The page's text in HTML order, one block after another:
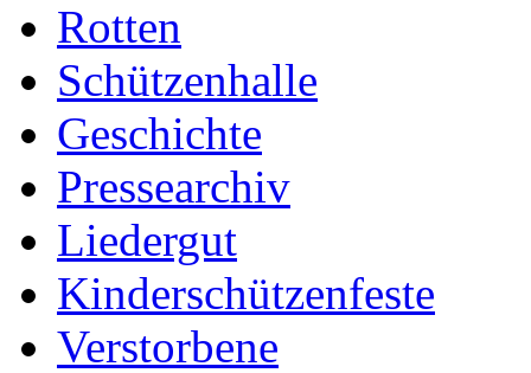
Rotten
Schützenhalle
Geschichte
Pressearchiv
Liedergut
Kinderschützenfeste
Verstorbene